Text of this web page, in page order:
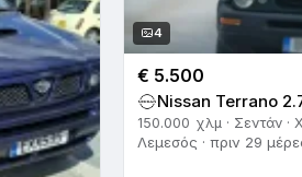
4
€ 5.500
Nissan Terrano
150.000 χλμ · Σεντάν ·
Λεμεσός · πριν 29